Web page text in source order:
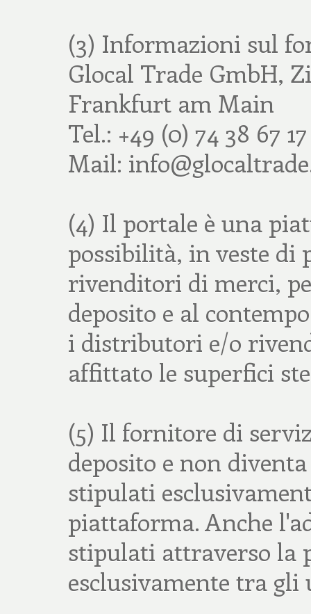
(3) Informazioni sul
Glocal Trade GmbH,
Frankfurt am Main
Tel.: +49 (0) 74 38 67 17
Mail:
(4) Il portale è una
possibilità, in veste
rivenditori di merci,
deposito e al
i distributori e/o
affittato le superfici
(5) Il fornitore di
deposito e non
stipulati
piattaforma. Anche
stipulati attraverso la
esclusivamente tra gli